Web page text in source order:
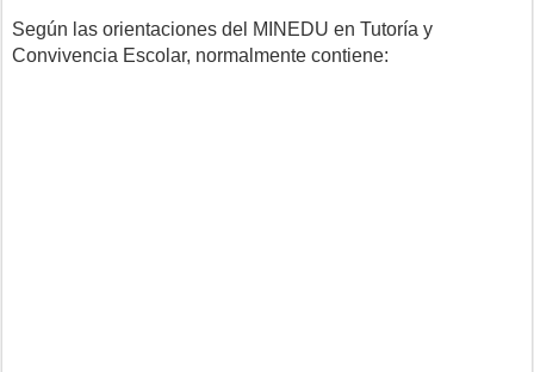
Según las orientaciones del MINEDU en Tutoría y
Convivencia Escolar, normalmente contiene: